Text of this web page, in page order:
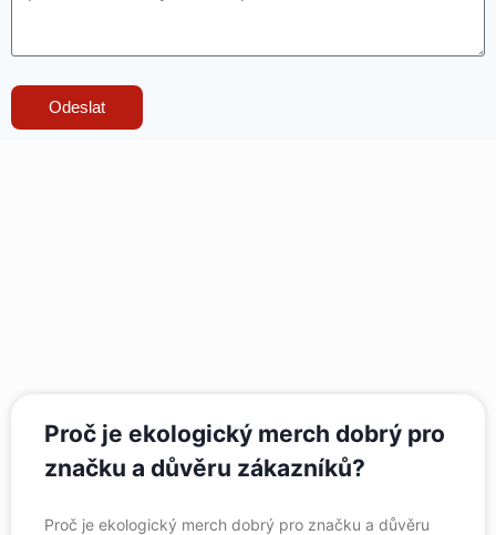
Odeslat
Proč je ekologický merch dobrý pro
značku a důvěru zákazníků?
Proč je ekologický merch dobrý pro značku a důvěru